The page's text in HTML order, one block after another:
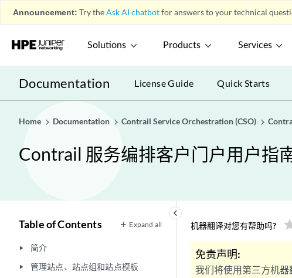
Announcement: Try theAsk AI chatbotfor answers to your technical
Solutions Products Services
Documentation License Guide Quick Starts
Home Documentation Contrail Service Orchestration (CSO)
Contrail 服务编排客户门户用户指
keyboard_arrow_left
Table of Contents Expand all
play_arrow 简介
play_arrow 管理站点、站点组和站点模板
机器翻译对您有帮助吗?
免责声明:
我们将使用第三方机